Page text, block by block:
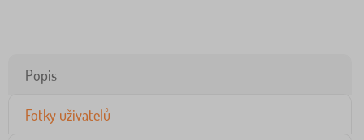
Popis
Fotky uživatelů